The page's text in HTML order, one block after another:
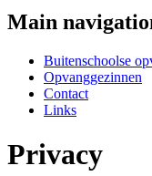
Main
Buitenschoolse
Opvanggezinnen
Contact
Links
Privacy